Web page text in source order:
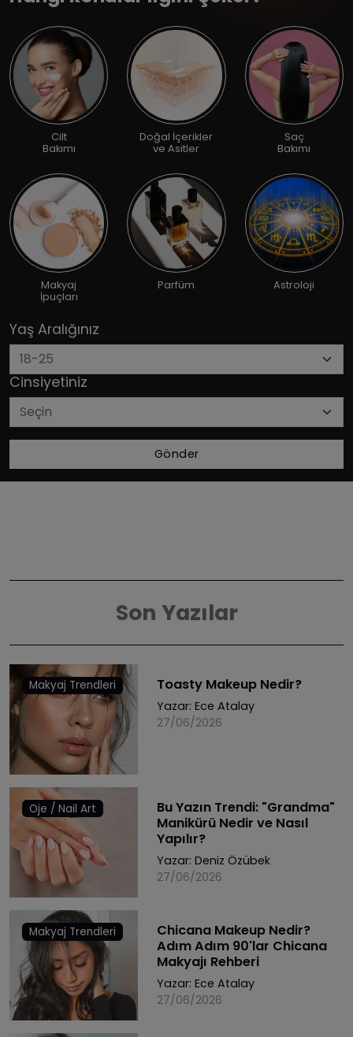
Cilt
Bakımı
Doğal İçerikler
ve Asitler
Saç
Bakımı
Makyaj
İpuçları
Parfüm Astroloji
Yaş Aralığınız
Cinsiyetiniz
Gönder
Son Yazılar
Makyaj Trendleri Toasty Makeup Nedir?
Yazar: Ece Atalay
27/06/2026
Oje / Nail Art
Bu Yazın Trendi: "Grandma"
Manikürü Nedir ve Nasıl
Yapılır?
Yazar: Deniz Özübek
27/06/2026
Makyaj Trendleri
Chicana Makeup Nedir?
Adım Adım 90'lar Chicana
Makyajı Rehberi
Yazar: Ece Atalay
27/06/2026